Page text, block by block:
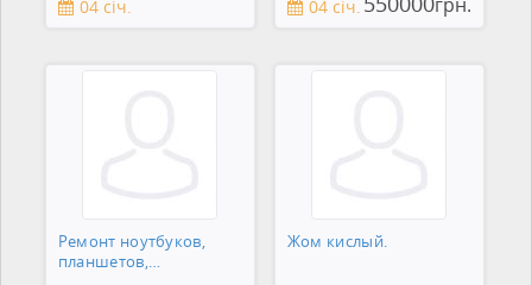
04 січ. 04 січ. грн.
Ремонт ноутбуков,
планшетов,
Жом кислый.